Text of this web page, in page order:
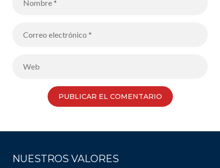
NUESTROS VALORES